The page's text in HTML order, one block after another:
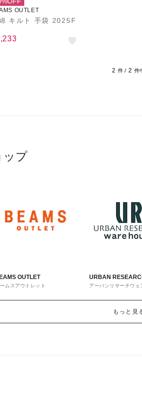
OUTLET
キルト 手袋 2025F
2 件 / 2 件
ップ
OUTLET
ムスアウトレット
URBAN
house
アーバンリサーチウェ
もっと見